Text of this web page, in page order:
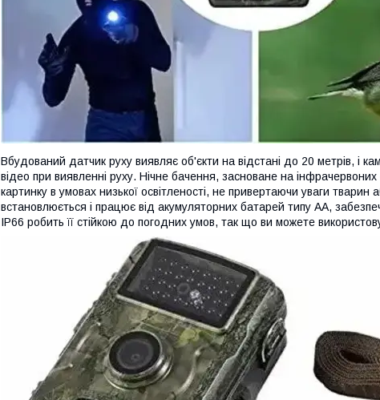
Вбудований датчик руху виявляє об'єкти на відстані до 20 метрів, і
відео при виявленні руху. Нічне бачення, засноване на інфрачервоних
картинку в умовах низької освітленості, не привертаючи уваги
встановлюється і працює від акумуляторних батарей типу AA,
IP66 робить її стійкою до погодних умов, так що ви можете